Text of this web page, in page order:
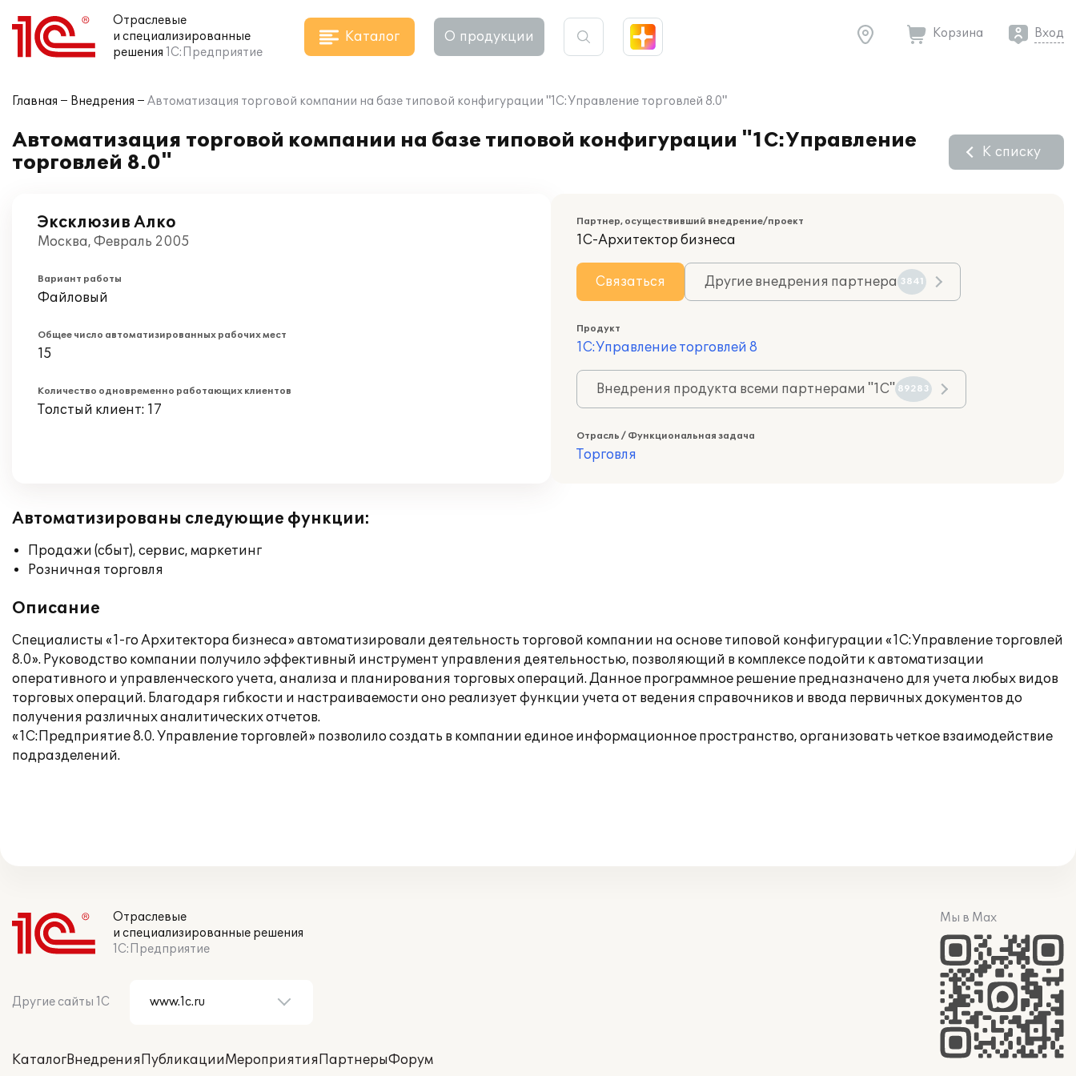
Отраслевые
и специализированные
решения 1С:Предприятие
Каталог О продукции Корзина Вход
Главная Внедрения Автоматизация торговой компании на базе типовой конфигурации "1С:Управление торговлей 8.0"
Автоматизация торговой компании на базе типовой конфигурации "1С:Управление
торговлей 8.0"
К списку
Эксклюзив Алко
Москва, Февраль 2005
Вариант работы
Файловый
Общее число автоматизированных рабочих мест
15
Количество одновременно работающих клиентов
Толстый клиент: 17
Партнер, осуществивший внедрение/проект
1С-Архитектор бизнеса
Связаться Другие внедрения партнера 3841
Продукт
1С:Управление торговлей 8
Внедрения продукта всеми партнерами "1С" 89283
Отрасль / Функциональная задача
Торговля
Автоматизированы следующие функции:
Продажи (сбыт), сервис, маркетинг
Розничная торговля
Описание
Специалисты «1-го Архитектора бизнеса» автоматизировали деятельность торговой компании на основе типовой конфигурации «1С:Управление торговлей
8.0». Руководство компании получило эффективный инструмент управления деятельностью, позволяющий в комплексе подойти к автоматизации
оперативного и управленческого учета, анализа и планирования торговых операций. Данное программное решение предназначено для учета любых видов
торговых операций. Благодаря гибкости и настраиваемости оно реализует функции учета от ведения справочников и ввода первичных документов до
получения различных аналитических отчетов.
«1С:Предприятие 8.0. Управление торговлей» позволило создать в компании единое информационное пространство, организовать четкое взаимодействие
подразделений.
Отраслевые
и специализированные решения
1С:Предприятие
Другие сайты 1С
КаталогВнедренияПубликацииМероприятияПартнерыФорум
Мы в Max